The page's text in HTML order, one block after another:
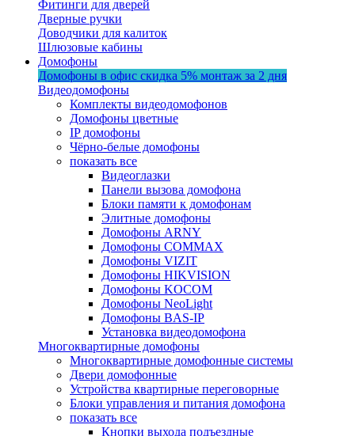
Фитинги для дверей
Дверные ручки
Доводчики для калиток
Шлюзовые кабины
Домофоны
Домофоны в офис скидка 5% монтаж за 2 дня
Видеодомофоны
Комплекты видеодомофонов
Домофоны цветные
IP домофоны
Чёрно-белые домофоны
показать все
Видеоглазки
Панели вызова домофона
Блоки памяти к домофонам
Элитные домофоны
Домофоны ARNY
Домофоны COMMAX
Домофоны VIZIT
Домофоны HIKVISION
Домофоны KOCOM
Домофоны NeoLight
Домофоны BAS-IP
Установка видеодомофона
Многоквартирные домофоны
Многоквартирные домофонные системы
Двери домофонные
Устройства квартирные переговорные
Блоки управления и питания домофона
показать все
Кнопки выхода подъездные